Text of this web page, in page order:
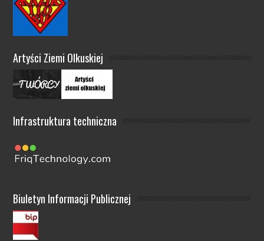
Artyści Ziemi Olkuskiej
Infrastruktura techniczna
Biuletyn Informacji Publicznej